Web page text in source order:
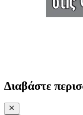
Διαβάστε